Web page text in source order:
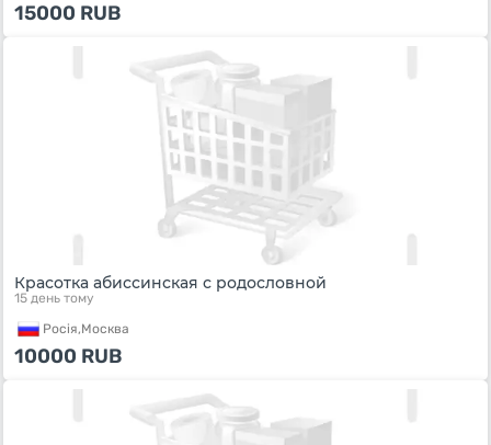
15000 RUB
Красотка абиссинская с родословной
15 день тому
Росiя,Москва
10000 RUB